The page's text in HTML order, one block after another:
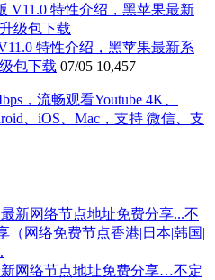
特性介绍，黑苹果最新系
包下载 07/05 10,457
新网络节点地址免费分享…不定